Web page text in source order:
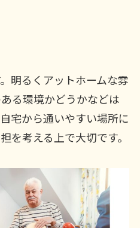
明るくアットホームな雰
る環境かどうかなどは
宅から通いやすい場所に
を考える上で大切です。